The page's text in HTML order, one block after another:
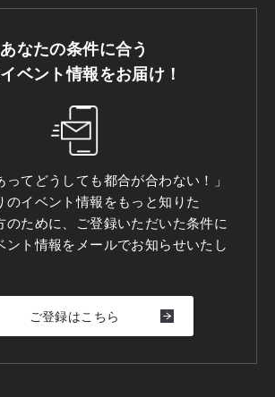
あなたの条件に合う
ベント情報をお届け！
ってどうしても都合が合わない！」
のイベント情報をもっと知りた
のために、ご登録いただいた条件に
ント情報をメールでお知らせいたし
ご登録はこちら